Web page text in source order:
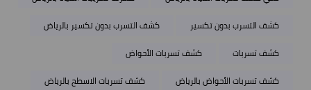
كشف التسرب بدون تكسير
كشف التسرب بدون تكسير بالرياض
كشف تسربات
كشف تسربات الأحواض
كشف تسربات الأحواض بالرياض
كشف تسربات الاسطح بالرياض